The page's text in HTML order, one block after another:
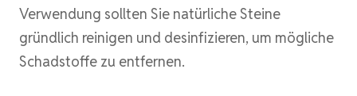
Verwendung sollten Sie natürliche Steine
gründlich reinigen und desinfizieren, um mögliche
Schadstoffe zu entfernen.